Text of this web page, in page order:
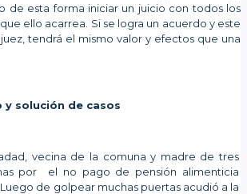
de esta forma iniciar un juicio con todos los
ello acarrea. Si se logra un acuerdo y este
tendrá el mismo valor y efectos que una
y solución de casos
vecina de la comuna y madre de tres
por el no pago de pensión alimenticia
de golpear muchas puertas acudió a la